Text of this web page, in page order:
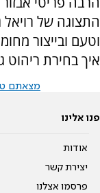
התצוגה של רויאל
וטעם ובייצור
איך בחירת ריהוט
מצאתם
פנו אלינו
אודות
יצירת קשר
פרסמו אצלנו